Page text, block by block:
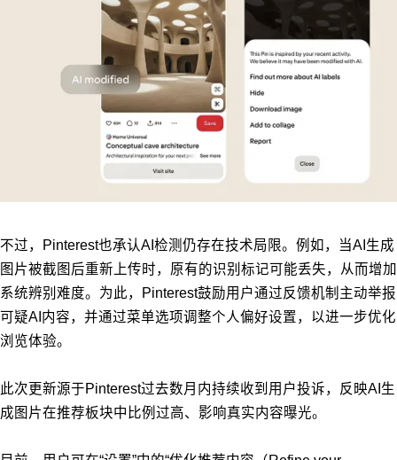
不过，Pinterest也承认AI检测仍存在技术局限。例如，当AI生成
图片被截图后重新上传时，原有的识别标记可能丢失，从而增加
系统辨别难度。为此，Pinterest鼓励用户通过反馈机制主动举报
可疑AI内容，并通过菜单选项调整个人偏好设置，以进一步优化
浏览体验。
此次更新源于Pinterest过去数月内持续收到用户投诉，反映AI生
成图片在推荐板块中比例过高、影响真实内容曝光。